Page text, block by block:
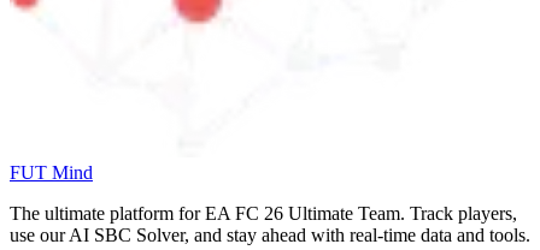
FUT Mind
The ultimate platform for EA FC 26 Ultimate Team. Track players,
use our AI SBC Solver, and stay ahead with real-time data and tools.